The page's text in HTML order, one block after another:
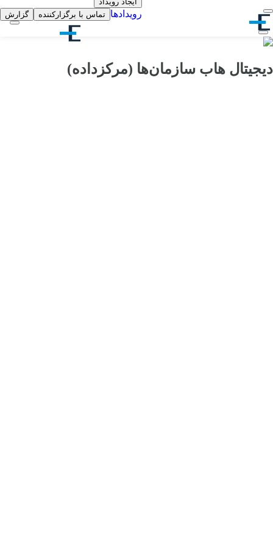
رویدادها تماس با برگزارکننده گزارش
دیجیتال هاب سازمان‌ها (مرکزداده)